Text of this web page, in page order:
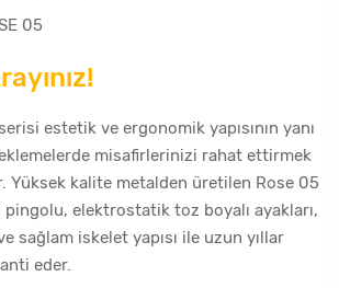
05
estetik ve ergonomik yapısının yanı
misafirlerinizi rahat ettirmek
Yüksek kalite metalden üretilen Rose 05
elektrostatik toz boyalı ayakları,
sağlam iskelet yapısı ile uzun yıllar
eder.